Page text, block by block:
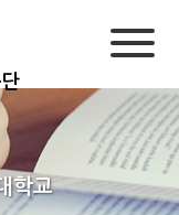
학교